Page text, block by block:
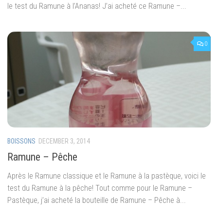
le test du Ramune à l’Ananas! J’ai acheté ce Ramune –...
0
BOISSONS DECEMBER 3, 2014
Ramune – Pêche
Après le Ramune classique et le Ramune à la pastèque, voici le
test du Ramune à la pêche! Tout comme pour le Ramune –
Pastèque, j’ai acheté la bouteille de Ramune – Pêche à...